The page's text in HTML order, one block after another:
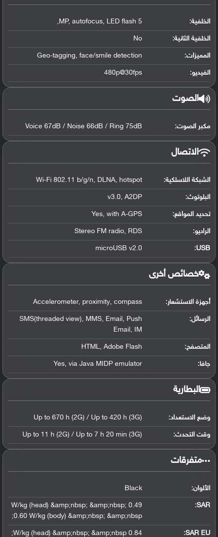
الخلفية: 5 MP, autofocus, LED flash,
الخلفية الثانية: No
المميزات: Geo-tagging, face/smile detection
الفيديو: 480p@30fps
الصوت
مكبر الصوت: Voice 67dB / Noise 66dB / Ring 75dB
الاتصال
الشبكة اللاسلكية: Wi-Fi 802.11 b/g/n, DLNA, hotspot
البلوتوث:
v3.0, A2DP
تحديد المواقع:
Yes, with A-GPS
الراديو: Stereo FM radio, RDS
USB
:
microUSB v2.0
خصائص أخرى
أجهزة الاستشعار: Accelerometer, proximity, compass
الرسائل:
SMS(threaded view), MMS, Email, Push
Email, IM
المتصفح: HTML, Adobe Flash
جافا: Yes, via Java MIDP emulator
البطارية
وضع الاستعداد: Up to 670 h (2G) / Up to 420 h (3G)
وقت التحدث: Up to 11 h (2G) / Up to 7 h 20 min (3G)
‏متفرقات‏
الألوان: Black
SAR
:
0.49 W/kg (head) &amp;nbsp; &amp;nbsp;
0.60 W/kg (body) &amp;nbsp; &amp;nbsp;
SAR EU:
0.84 W/kg (head) &amp;nbsp; &amp;nbsp;